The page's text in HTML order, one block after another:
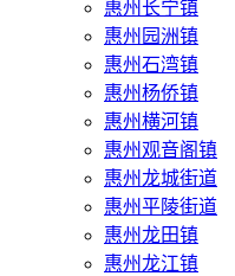
惠州长宁镇
惠州园洲镇
惠州石湾镇
惠州杨侨镇
惠州横河镇
惠州观音阁镇
惠州龙城街道
惠州平陵街道
惠州龙田镇
惠州龙江镇